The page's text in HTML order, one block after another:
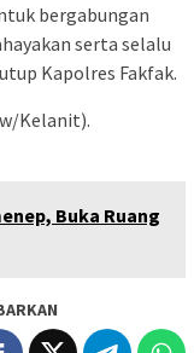
bergabungan
serta selalu
Kapolres Fakfak.
Kelanit).
Buka Ruang